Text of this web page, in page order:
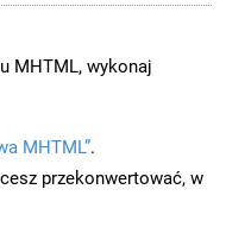
MHTML, wykonaj
MHTML”.
przekonwertować, w